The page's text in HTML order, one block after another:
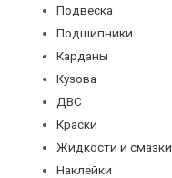
Подвеска
Подшипники
Карданы
Кузова
ДВС
Краски
Жидкости и смазки
Наклейки